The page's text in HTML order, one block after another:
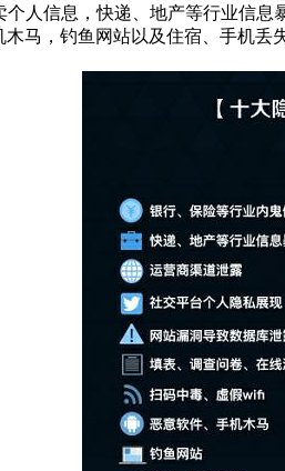
人信息，快递、地产等行业信
马，钓鱼网站以及住宿、手机丢